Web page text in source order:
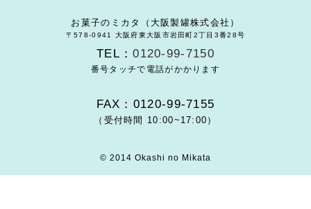
お菓子のミカタ（大阪製罐株式会社）
〒578-0941 大阪府東大阪市岩田町2丁目3番28号
TEL：0120-99-7150
番号タッチで電話がかかります
FAX：0120-99-7155
（受付時間 10:00~17:00）
© 2014 Okashi no Mikata